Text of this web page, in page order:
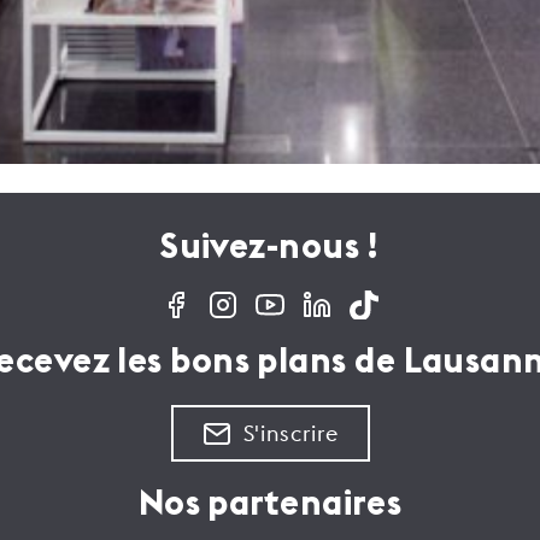
Suivez-nous !
les bons plans de
S'inscrire
Nos partenaires